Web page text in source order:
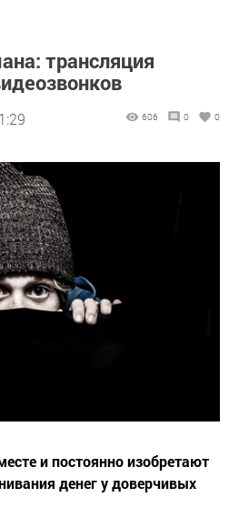
трансляция
606 0 0
и постоянно изобретают
денег у доверчивых